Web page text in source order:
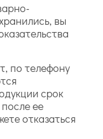
вы
по телефону
срок
ее
отказаться